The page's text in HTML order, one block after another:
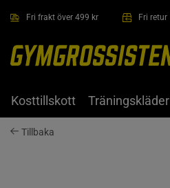
Fri frakt över 499 kr Fri retur
Kosttillskott Träningskläder
Tillbaka